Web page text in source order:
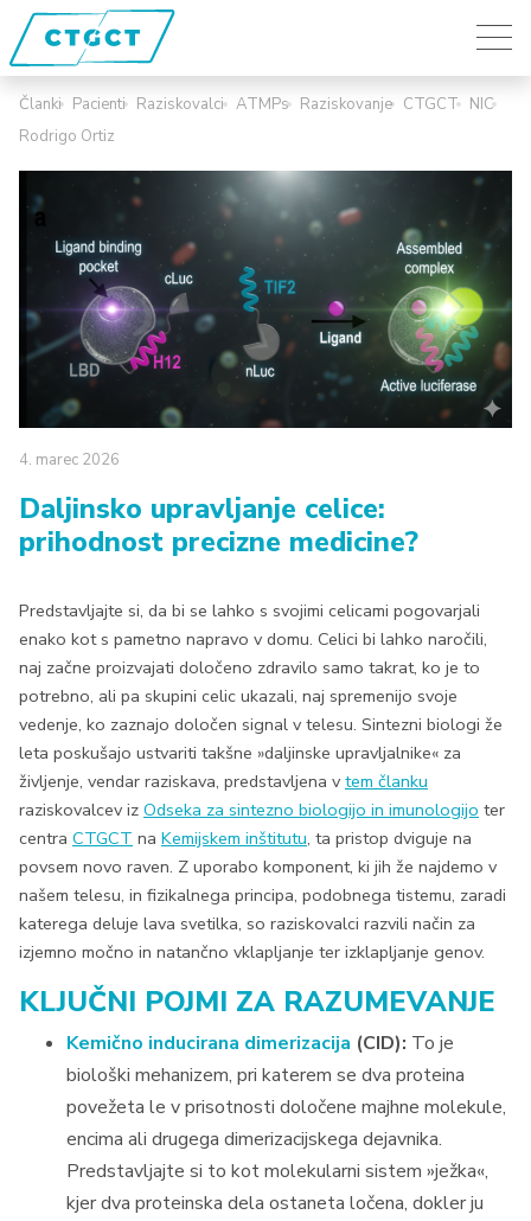
Članki Pacienti Raziskovalci ATMPs Raziskovanje CTGCT NIC
Rodrigo Ortiz
4. marec 2026
Daljinsko upravljanje celice:
prihodnost precizne medicine?
Predstavljajte si, da bi se lahko s svojimi celicami pogovarjali
enako kot s pametno napravo v domu. Celici bi lahko naročili,
naj začne proizvajati določeno zdravilo samo takrat, ko je to
potrebno, ali pa skupini celic ukazali, naj spremenijo svoje
vedenje, ko zaznajo določen signal v telesu. Sintezni biologi že
leta poskušajo ustvariti takšne »daljinske upravljalnike« za
življenje, vendar raziskava, predstavljena v tem članku
raziskovalcev iz Odseka za sintezno biologijo in imunologijo ter
centra CTGCT na Kemijskem inštitutu, ta pristop dviguje na
povsem novo raven. Z uporabo komponent, ki jih že najdemo v
našem telesu, in fizikalnega principa, podobnega tistemu, zaradi
katerega deluje lava svetilka, so raziskovalci razvili način za
izjemno močno in natančno vklapljanje ter izklapljanje genov.
KLJUČNI POJMI ZA RAZUMEVANJE
Kemično inducirana dimerizacija (CID): To je
biološki mehanizem, pri katerem se dva proteina
povežeta le v prisotnosti določene majhne molekule,
encima ali drugega dimerizacijskega dejavnika.
Predstavljajte si to kot molekularni sistem »ježka«,
kjer dva proteinska dela ostaneta ločena, dokler ju